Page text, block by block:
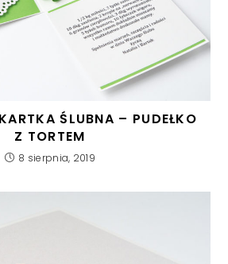
ŚLUBNA – PUDEŁKO
Z TORTEM
8 sierpnia, 2019